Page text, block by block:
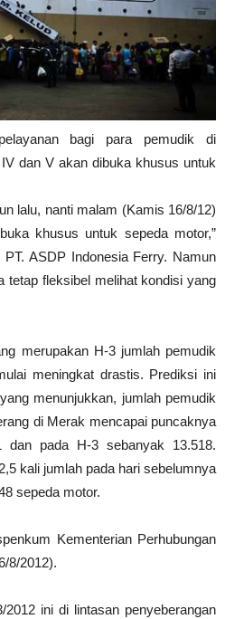
bagi para pemudik di
dan V akan dibuka khusus untuk
lalu, nanti malam (Kamis 16/8/12)
khusus untuk sepeda motor,”
ASDP Indonesia Ferry. Namun
tetap fleksibel melihat kondisi yang
merupakan H-3 jumlah pemudik
meningkat drastis. Prediksi ini
menunjukkan, jumlah pemudik
di Merak mencapai puncaknya
dan pada H-3 sebanyak 13.518.
kali jumlah pada hari sebelumnya
sepeda motor.
Kementerian Perhubungan
8/2012).
2012 ini di lintasan penyeberangan